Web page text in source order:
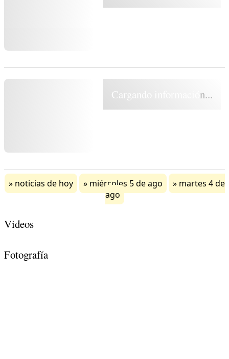
Cargando información...
noticias de hoy miércoles 5 de ago
martes 4 de
ago
Videos
Fotografía